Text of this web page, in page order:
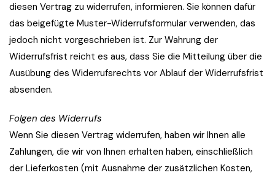
diesen Vertrag zu widerrufen, informieren. Sie können dafür
das beigefügte Muster-Widerrufsformular verwenden, das
jedoch nicht vorgeschrieben ist. Zur Wahrung der
Widerrufsfrist reicht es aus, dass Sie die Mitteilung über die
Ausübung des Widerrufsrechts vor Ablauf der Widerrufsfrist
absenden.
Folgen des Widerrufs
Wenn Sie diesen Vertrag widerrufen, haben wir Ihnen alle
Zahlungen, die wir von Ihnen erhalten haben, einschließlich
der Lieferkosten (mit Ausnahme der zusätzlichen Kosten,